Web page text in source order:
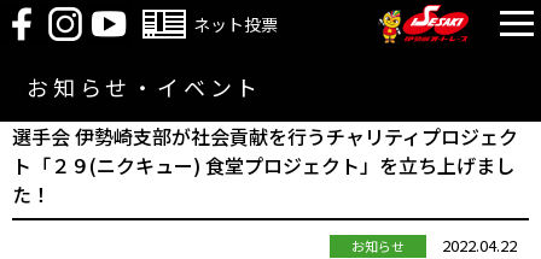
ネット投票
お知らせ・イベント
選手会 伊勢崎支部が社会貢献を行うチャリティプロジェク
ト「２９(ニクキュー) 食堂プロジェクト」を立ち上げまし
た！
お知らせ 2022.04.22